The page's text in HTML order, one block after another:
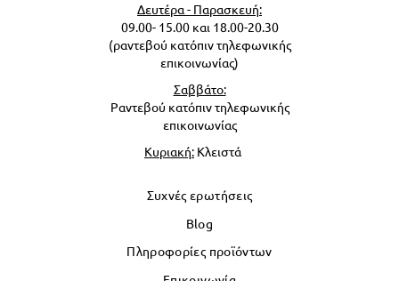
Δευτέρα - Παρασκευή:
09.00- 15.00 και 18.00-20.30
(ραντεβού κατόπιν τηλεφωνικής
επικοινωνίας)
Σαββάτο:
Ραντεβού κατόπιν τηλεφωνικής
επικοινωνίας
Κυριακή: Κλειστά
Συχνές ερωτήσεις
Blog
Πληροφορίες προϊόντων